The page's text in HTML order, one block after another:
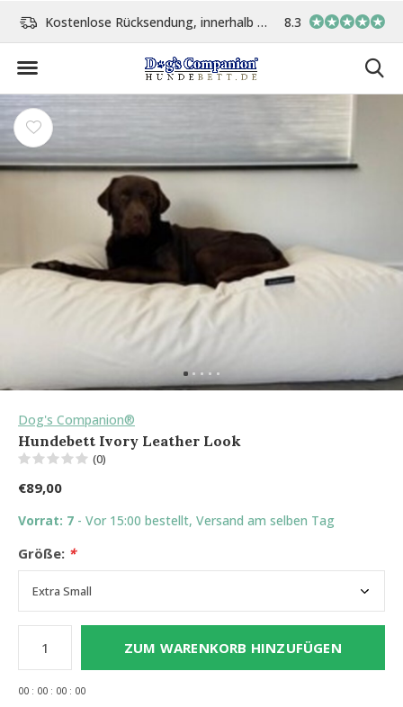
innerhalb 14 Tage Vor 15:00 Uhr bestellt, am gleichen Tag versand
8.3
Dog's Companion®
Hundebett Ivory Leather Look
(0)
€89,00
Vorrat: 7 - Vor 15:00 bestellt, Versand am selben Tag
Größe: *
ZUM WARENKORB HINZUFÜGEN
00 : 00 : 00 : 00